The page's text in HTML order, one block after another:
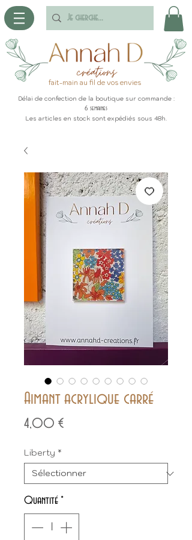
fait-main au fil de vos envies
Délai de confection de la boutique sur commande :
6 semaines
Les articles en stock sont expédiés sous 48h.
Aimant acrylique carré
4,00 €Prix
Liberty *
Quantité *